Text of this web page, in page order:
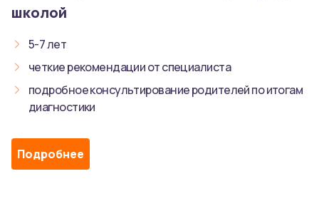
школой
5-7 лет
четкие рекомендации от специалиста
подробное консультирование родителей по итогам
диагностики
Подробнее